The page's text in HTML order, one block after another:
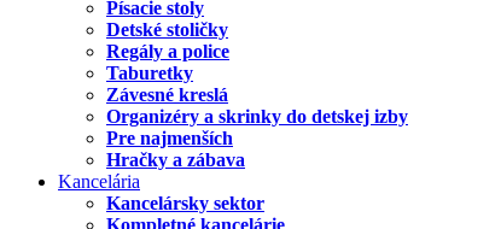
Písacie stoly
Detské stoličky
Regály a police
Taburetky
Závesné kreslá
Organizéry a skrinky do detskej izby
Pre najmenších
Hračky a zábava
Kancelária
Kancelársky sektor
Kompletné kancelárie